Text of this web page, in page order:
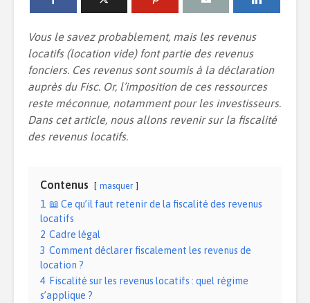
Vous le savez probablement, mais les revenus
locatifs (location vide) font partie des revenus
fonciers. Ces revenus sont soumis à la déclaration
auprès du Fisc. Or, l’imposition de ces ressources
reste méconnue, notamment pour les investisseurs.
Dans cet article, nous allons revenir sur la fiscalité
des revenus locatifs.
Contenus masquer
1
📖 Ce qu’il faut retenir de la fiscalité des revenus
locatifs
2 Cadre légal
3 Comment déclarer fiscalement les revenus de
location ?
4 Fiscalité sur les revenus locatifs : quel régime
s’applique ?
Installer une piscine
bien gérer ce projet
Le duplex : quel
intérêt ?
7 tendances déco à
pour sa
son